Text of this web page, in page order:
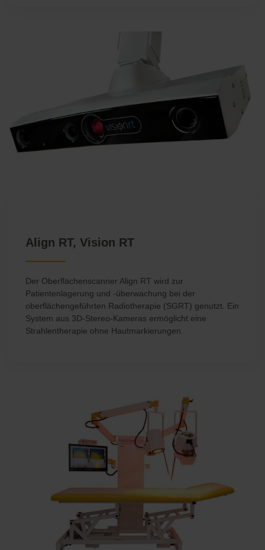
Align RT, Vision RT
Der Oberflächenscanner Align RT wird zur
Patientenlagerung und -überwachung bei der
oberflächengeführten Radiotherapie (SGRT) genutzt. Ein
System aus 3D-Stereo-Kameras ermöglicht eine
Strahlentherapie ohne Hautmarkierungen.